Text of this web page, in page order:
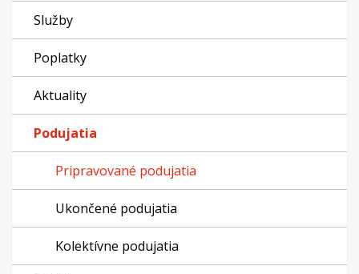
Služby
Poplatky
Aktuality
Podujatia
Pripravované podujatia
Ukončené podujatia
Kolektívne podujatia